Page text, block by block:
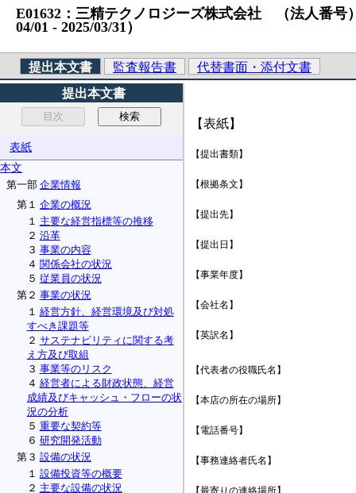
E01632：三精テクノロジーズ株式会社 （法人番号
04/01 ‐ 2025/03/31）
提出本文書 監査報告書
代替書面・添付文書
提出本文書